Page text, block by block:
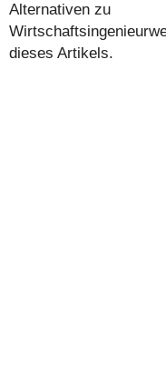
Alternativen zu
dieses Artikels.